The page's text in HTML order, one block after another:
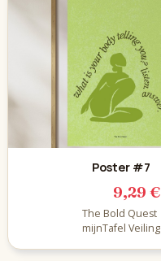
Poster #7
9,29 €
The Bold Quest
mijnTafel Veiling